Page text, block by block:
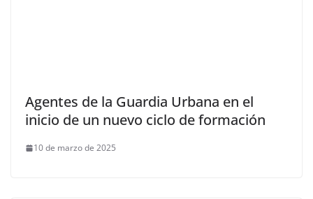
Agentes de la Guardia Urbana en el
inicio de un nuevo ciclo de formación
10 de marzo de 2025